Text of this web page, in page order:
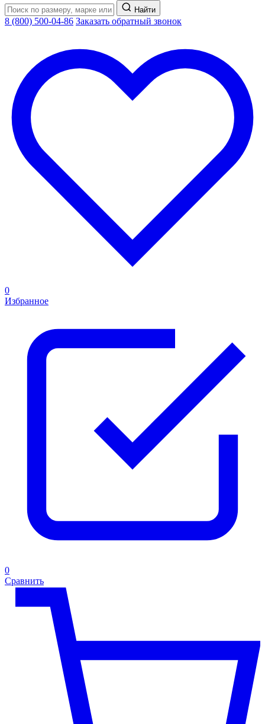
Найти
8 (800) 500-04-86 Заказать обратный звонок
0
Избранное
0
Сравнить